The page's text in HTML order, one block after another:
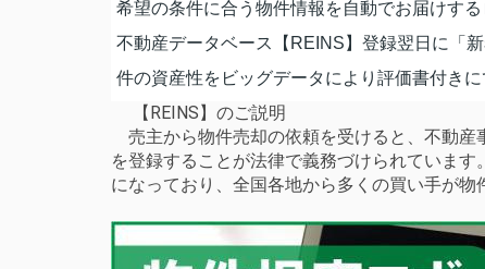
希望の条件に合う物件情報を自動でお届けする
不動産データベース【REINS】登録翌日に「
件の資産性をビッグデータにより評価書付きに
【REINS】のご説明
売主から物件売却の依頼を受けると、不動産
を登録することが法律で義務づけられていま
になっており、全国各地から多くの買い手が物